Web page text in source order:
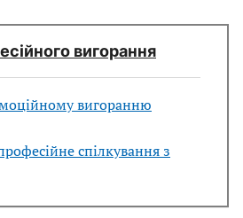
вигорання
вигоранню
спілкування з